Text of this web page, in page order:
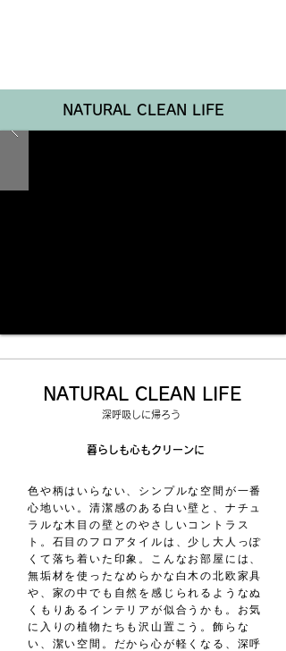
NATURAL CLEAN LIFE
NATURAL CLEAN LIFE
深呼吸しに帰ろう
暮らしも心もクリーンに
色や柄はいらない、シンプルな空間が一番
心地いい。清潔感のある白い壁と、ナチュ
ラルな木目の壁とのやさしいコントラス
ト。石目のフロアタイルは、少し大人っぽ
くて落ち着いた印象。こんなお部屋には、
無垢材を使ったなめらかな白木の北欧家具
や、家の中でも自然を感じられるようなぬ
くもりあるインテリアが似合うかも。お気
に入りの植物たちも沢山置こう。飾らな
い、潔い空間。だから心が軽くなる、深呼